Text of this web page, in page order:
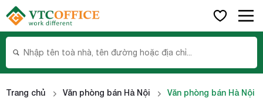
Trang chủ Văn phòng bán Hà Nội Văn phòng bán Hà Nội